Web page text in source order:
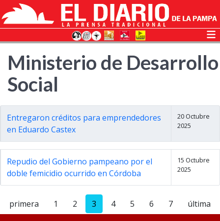
Ministerio de Desarrollo
Social
Entregaron créditos para emprendedores
en Eduardo Castex
20 Octubre
2025
Repudio del Gobierno pampeano por el
doble femicidio ocurrido en Córdoba
15 Octubre
2025
primera 1 2 3 4 5 6 7 última